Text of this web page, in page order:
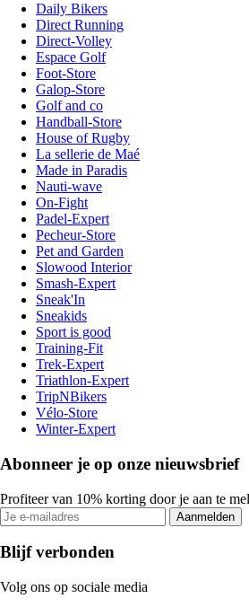
Daily Bikers
Direct Running
Direct-Volley
Espace Golf
Foot-Store
Galop-Store
Golf and co
Handball-Store
House of Rugby
La sellerie de Maé
Made in Paradis
Nauti-wave
On-Fight
Padel-Expert
Pecheur-Store
Pet and Garden
Slowood Interior
Smash-Expert
Sneak'In
Sneakids
Sport is good
Training-Fit
Trek-Expert
Triathlon-Expert
TripNBikers
Vélo-Store
Winter-Expert
Abonneer je op onze nieuwsbrief
Profiteer van 10% korting door je aan te
Aanmelden
Blijf verbonden
Volg ons op sociale media